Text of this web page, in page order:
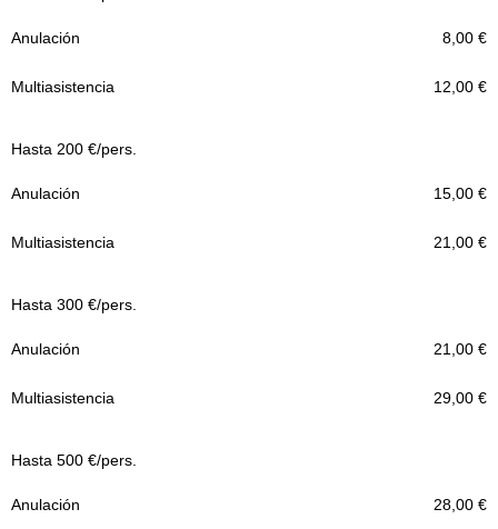
Anulación 8,00 €
12,00 €
Hasta 200 €/pers.
15,00 €
21,00 €
Hasta 300 €/pers.
21,00 €
29,00 €
Hasta 500 €/pers.
28,00 €